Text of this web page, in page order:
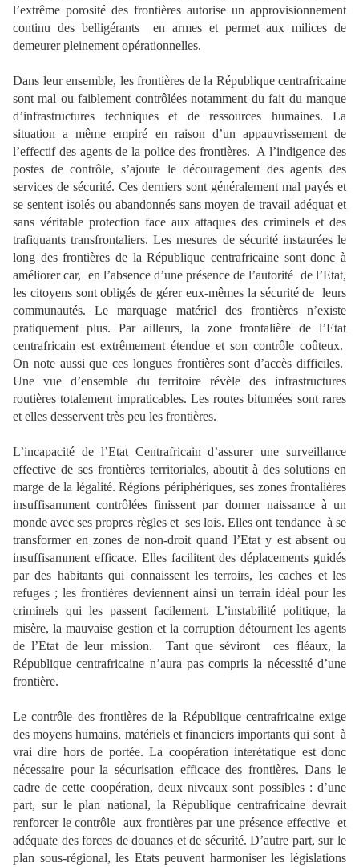
l’extrême porosité des frontières autorise un approvisionnement
continu des belligérants en armes et permet aux milices de
demeurer pleinement opérationnelles.
Dans leur ensemble, les frontières de la République centrafricaine
sont mal ou faiblement contrôlées notamment du fait du manque
d’infrastructures techniques et de ressources humaines. La
situation a même empiré en raison d’un appauvrissement de
l’effectif des agents de la police des frontières. A l’indigence des
postes de contrôle, s’ajoute le découragement des agents des
services de sécurité. Ces derniers sont généralement mal payés et
se sentent isolés ou abandonnés sans moyen de travail adéquat et
sans véritable protection face aux attaques des criminels et des
trafiquants transfrontaliers. Les mesures de sécurité instaurées le
long des frontières de la République centrafricaine sont donc à
améliorer car, en l’absence d’une présence de l’autorité de l’Etat,
les citoyens sont obligés de gérer eux-mêmes la sécurité de leurs
communautés. Le marquage matériel des frontières n’existe
pratiquement plus. Par ailleurs, la zone frontalière de l’Etat
centrafricain est extrêmement étendue et son contrôle coûteux.
On note aussi que ces longues frontières sont d’accès difficiles.
Une vue d’ensemble du territoire révèle des infrastructures
routières totalement impraticables. Les routes bitumées sont rares
et elles desservent très peu les frontières.
L’incapacité de l’Etat Centrafricain d’assurer une surveillance
effective de ses frontières territoriales, aboutit à des solutions en
marge de la légalité. Régions périphériques, ses zones frontalières
insuffisamment contrôlées finissent par donner naissance à un
monde avec ses propres règles et ses lois. Elles ont tendance à se
transformer en zones de non-droit quand l’Etat y est absent ou
insuffisamment efficace. Elles facilitent des déplacements guidés
par des habitants qui connaissent les terroirs, les caches et les
refuges ; les frontières deviennent ainsi un terrain idéal pour les
criminels qui les passent facilement. L’instabilité politique, la
misère, la mauvaise gestion et la corruption détournent les agents
de l’Etat de leur mission. Tant que séviront ces fléaux, la
République centrafricaine n’aura pas compris la nécessité d’une
frontière.
Le contrôle des frontières de la République centrafricaine exige
des moyens humains, matériels et financiers importants qui sont à
vrai dire hors de portée. La coopération interétatique est donc
nécessaire pour la sécurisation efficace des frontières. Dans le
cadre de cette coopération, deux niveaux sont possibles : d’une
part, sur le plan national, la République centrafricaine devrait
renforcer le contrôle aux frontières par une présence effective et
adéquate des forces de douanes et de sécurité. D’autre part, sur le
plan sous-régional, les Etats peuvent harmoniser les législations